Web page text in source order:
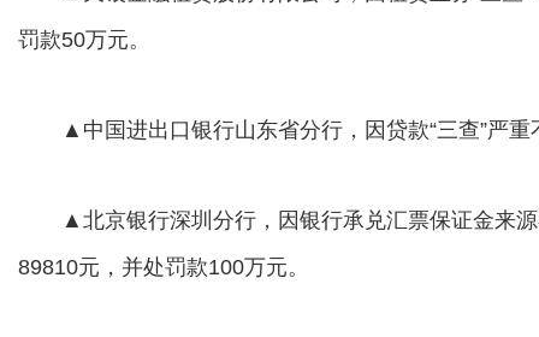
罚款50万元。
▲中国进出口银行山东省分行，因贷款“三查”严重
▲北京银行深圳分行，因银行承兑汇票保证金来源
89810元，并处罚款100万元。